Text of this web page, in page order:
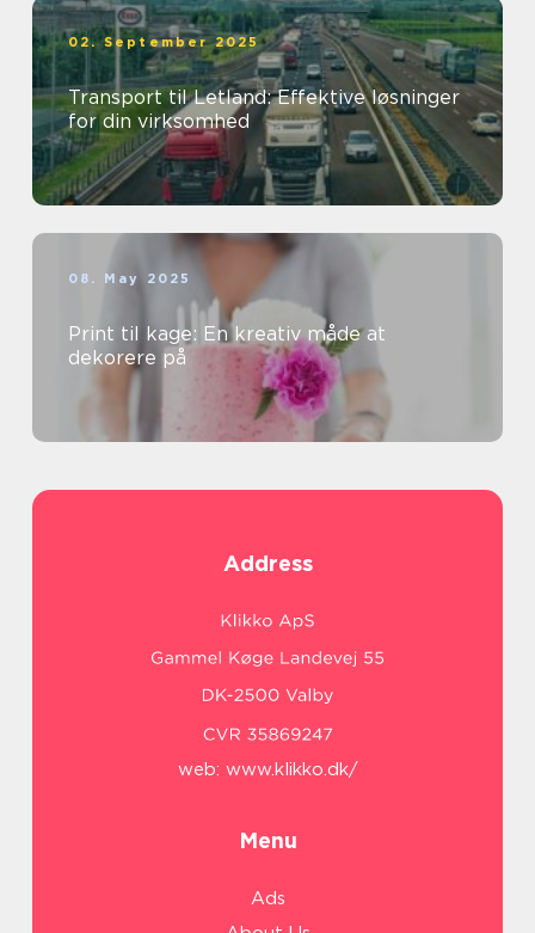
02. September 2025
Transport til Letland: Effektive løsninger
for din virksomhed
08. May 2025
Print til kage: En kreativ måde at
dekorere på
Address
web: www.klikko.dk/
Menu
Ads